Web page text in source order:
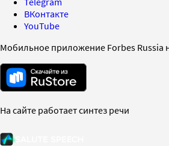
ВКонтакте
YouTube
Мобильное приложение Forbes Russia
На сайте работает синтез речи